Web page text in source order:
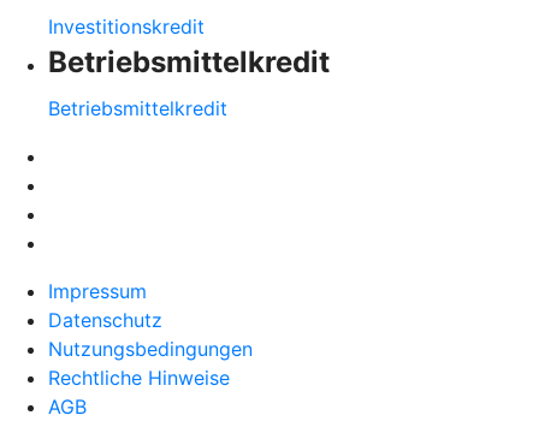
Investitionskredit
Betriebsmittelkredit
Betriebsmittelkredit
Impressum
Datenschutz
Nutzungsbedingungen
Rechtliche Hinweise
AGB